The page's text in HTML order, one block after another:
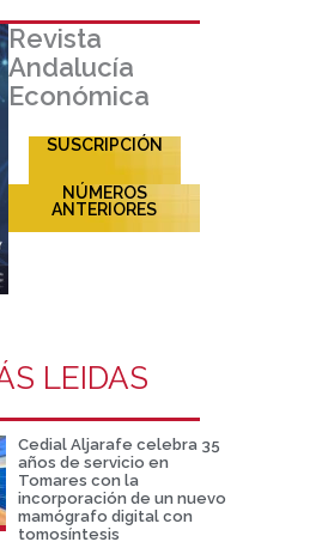
Revista
Andalucía
Económica
SUSCRIPCIÓN
NÚMEROS
ANTERIORES
LEIDAS
Cedial Aljarafe celebra 35
años de servicio en
Tomares con la
incorporación de un nuevo
mamógrafo digital con
tomosíntesis